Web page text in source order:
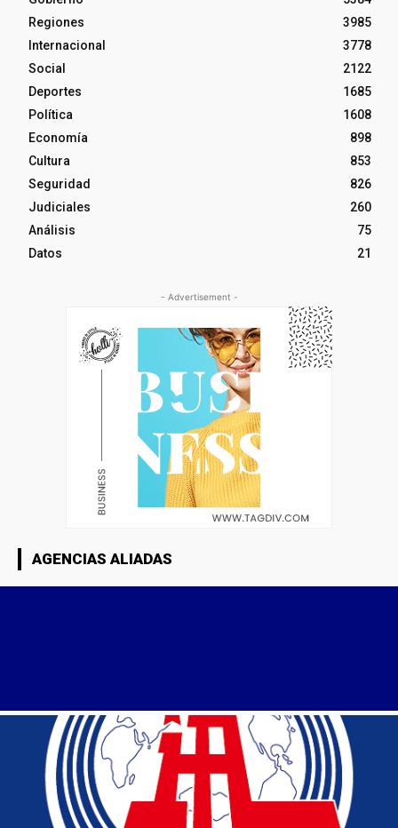
Regiones
3985
Internacional
3778
Social
2122
Deportes
1685
Política
1608
Economía
898
Cultura
853
Seguridad
826
Judiciales
260
Análisis
75
Datos
21
- Advertisement -
AGENCIAS ALIADAS